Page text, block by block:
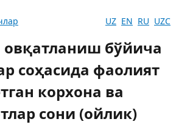
UZ EN RU UZC
бўйича
соҳасида фаолият
корхона ва
сони (ойлик)